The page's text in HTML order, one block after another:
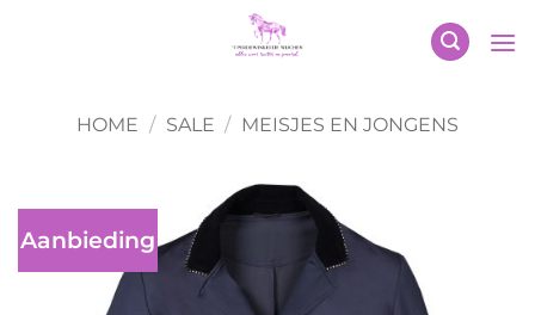
HOME / SALE / MEISJES EN JONGENS
Aanbieding